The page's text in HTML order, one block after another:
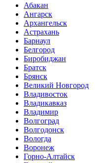
Абакан
Ангарск
Архангельск
Астрахань
Барнаул
Белгород
Биробиджан
Братск
Брянск
Великий Новгород
Владивосток
Владикавказ
Владимир
Волгоград
Волгодонск
Вологда
Воронеж
Горно-Алтайск